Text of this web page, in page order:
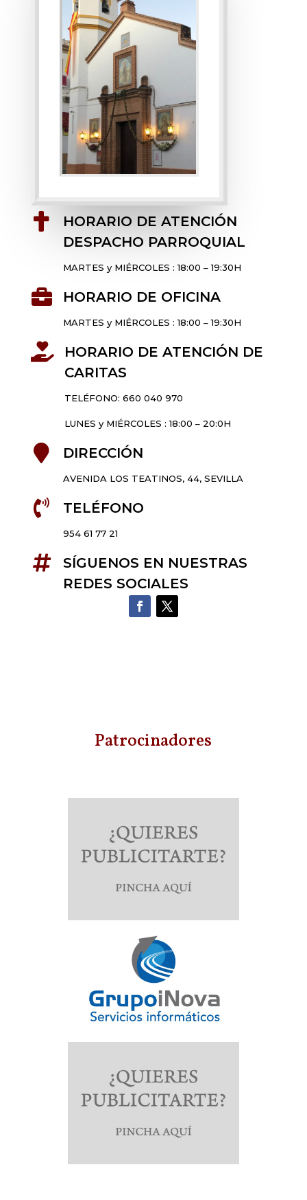

HORARIO DE ATENCIÓN
DESPACHO PARROQUIAL
MARTES y MIÉRCOLES : 18:00 – 19:30H
 HORARIO DE OFICINA
MARTES y MIÉRCOLES : 18:00 – 19:30H

HORARIO DE ATENCIÓN DE
CARITAS
TELÉFONO: 660 040 970
LUNES y MIÉRCOLES : 18:00 – 20:0H
 DIRECCIÓN
AVENIDA LOS TEATINOS, 44, SEVILLA
 TELÉFONO
954 61 77 21

SÍGUENOS EN NUESTRAS
REDES SOCIALES
Patrocinadores